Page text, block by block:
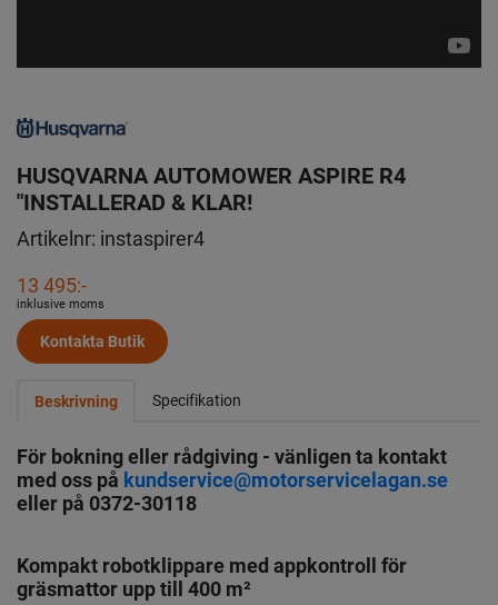
HUSQVARNA AUTOMOWER ASPIRE R4
"INSTALLERAD & KLAR!
Artikelnr: instaspirer4
13 495:-
inklusive moms
Kontakta Butik
Beskrivning Specifikation
För bokning eller rådgiving - vänligen ta kontakt
med oss på kundservice@motorservicelagan.se
eller på 0372-30118
Kompakt robotklippare med appkontroll för
gräsmattor upp till 400 m²